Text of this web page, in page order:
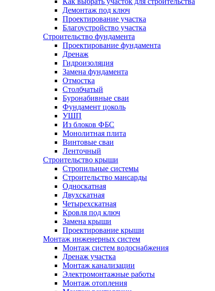
Демонтаж под ключ
Проектирование участка
Благоустройство участка
Строительство фундамента
Проектирование фундамента
Дренаж
Гидроизоляция
Замена фундамента
Отмостка
Столбчатый
Буронабивные сваи
Фундамент цоколь
УШП
Из блоков ФБС
Монолитная плита
Винтовые сваи
Ленточный
Строительство крыши
Стропильные системы
Строительство мансарды
Односкатная
Двухскатная
Четырехскатная
Кровля под ключ
Замена крыши
Проектирование крыши
Монтаж инженерных систем
Монтаж систем водоснабжения
Дренаж участка
Монтаж канализации
Электромонтажные работы
Монтаж отопления